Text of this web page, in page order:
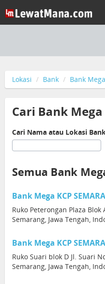
Lokasi Bank Bank Mega
Cari Bank
Cari Nama atau Lokasi
Semua Bank
Bank Mega KCP
Ruko Peterongan Plaza Blok
Semarang, Jawa Tengah,
Bank Mega KCP
Ruko Suari blok D Jl. Suari
Semarang, Jawa Tengah,